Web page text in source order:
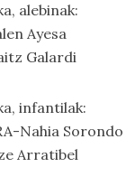
alebinak:
Ayesa
Galardi
infantilak:
Nahia Sorondo
Arratibel